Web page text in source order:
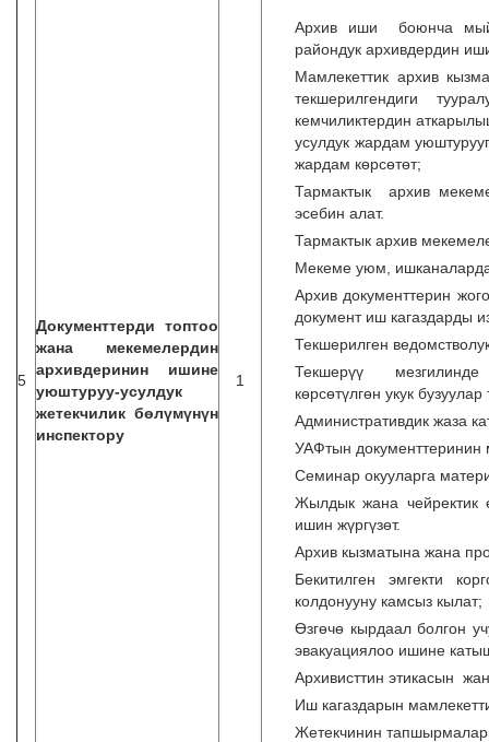
5
Документтерди топтоо
жана мекемелердин
архивдеринин ишине
уюштуруу-усулдук
жетекчилик бөлүмүнүн
инспектору
1
Архив иши боюнча
райондук архивдердин
Мамлекеттик архив
текшерилгендиги
кемчиликтердин
усулдук жардам
жардам көрсөтөт;
Тармактык архив
эсебин алат.
Тармактык архив
Мекеме уюм,
Архив документтерин
документ иш кагаздарды
Текшерилген
Текшерүү мезгилинде
көрсөтүлгөн укук
Административдик жаза
УАФтын документтеринин
Семинар окууларга
Жылдык жана чейректик
ишин жүргүзөт.
Архив кызматына жана
Бекитилген эмгекти
колдонууну камсыз кылат;
Өзгөчө кырдаал болгон
эвакуациялоо ишине
Архивисттин этикасын
Иш кагаздарын
Жетекчинин